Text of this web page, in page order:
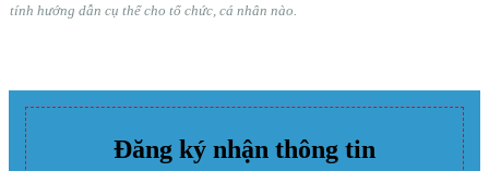
tính hướng dẫn cụ thể cho tổ chức, cá nhân nào.
Đăng ký nhận thông tin